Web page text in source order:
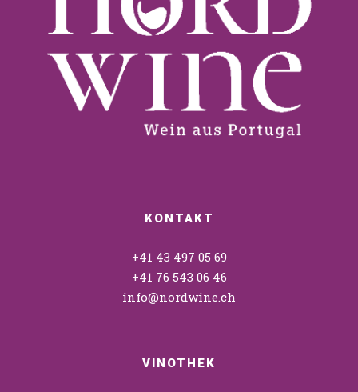
KONTAKT
+41 43 497 05 69
+41 76 543 06 46
info@nordwine.ch
VINOTHEK